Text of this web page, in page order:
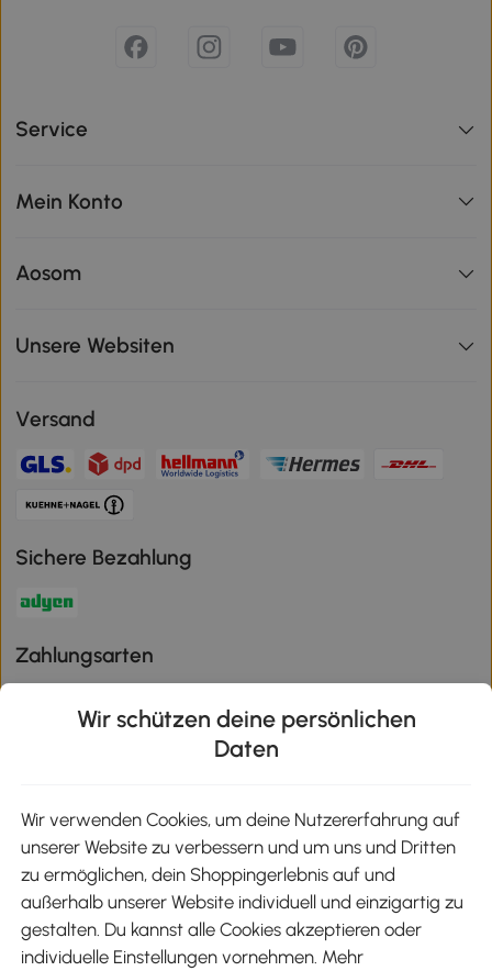
Service
Mein Konto
Aosom
Unsere Websiten
Versand
Sichere Bezahlung
Zahlungsarten
Aosom-App
Google Play
Wir schützen deine persönlichen
Daten
Wir verwenden Cookies, um deine Nutzererfahrung auf
unserer Website zu verbessern und um uns und Dritten
zu ermöglichen, dein Shoppingerlebnis auf und
außerhalb unserer Website individuell und einzigartig zu
gestalten. Du kannst alle Cookies akzeptieren oder
individuelle Einstellungen vornehmen. Mehr